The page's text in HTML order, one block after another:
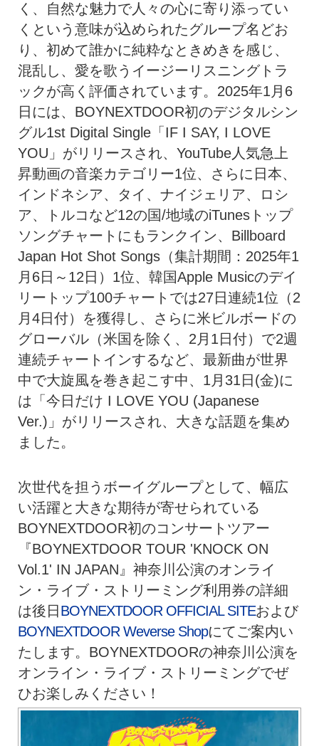
く、自然な魅力で人々の心に寄り添ってい
くという意味が込められたグループ名どお
り、初めて誰かに純粋なときめきを感じ、
混乱し、愛を歌うイージーリスニングトラ
ックが高く評価されています。2025年1月6
日には、BOYNEXTDOOR初のデジタルシン
グル1st Digital Single「IF I SAY, I LOVE
YOU」がリリースされ、YouTube人気急上
昇動画の音楽カテゴリー1位、さらに日本、
インドネシア、タイ、ナイジェリア、ロシ
ア、トルコなど12の国/地域のiTunesトップ
ソングチャートにもランクイン、Billboard
Japan Hot Shot Songs（集計期間：2025年1
月6日～12日）1位、韓国Apple Musicのデイ
リートップ100チャートでは27日連続1位（2
月4日付）を獲得し、さらに米ビルボードの
グローバル（米国を除く、2月1日付）で2週
連続チャートインするなど、最新曲が世界
中で大旋風を巻き起こす中、1月31日(金)に
は「今日だけ I LOVE YOU (Japanese
Ver.)」がリリースされ、大きな話題を集め
ました。
次世代を担うボーイグループとして、幅広
い活躍と大きな期待が寄せられている
BOYNEXTDOOR初のコンサートツアー
『BOYNEXTDOOR TOUR 'KNOCK ON
Vol.1' IN JAPAN』神奈川公演のオンライ
ン・ライブ・ストリーミング利用券の詳細
は後日 BOYNEXTDOOR OFFICIAL SITEおよび
BOYNEXTDOOR Weverse Shopにてご案内い
たします。BOYNEXTDOORの神奈川公演を
オンライン・ライブ・ストリーミングでぜ
ひお楽しみください！